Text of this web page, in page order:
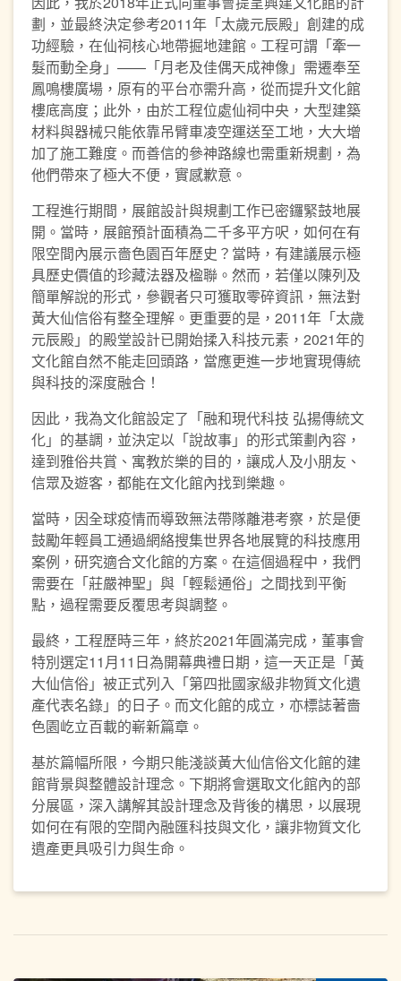
劃，並最終決定參考2011年「太歲元辰殿」創建的成
功經驗，在仙祠核心地帶掘地建館。工程可謂「牽一
髮而動全身」——「月老及佳偶天成神像」需遷奉至
鳳鳴樓廣場，原有的平台亦需升高，從而提升文化館
樓底高度；此外，由於工程位處仙祠中央，大型建築
材料與器械只能依靠吊臂車凌空運送至工地，大大增
加了施工難度。而善信的參神路線也需重新規劃，為
他們帶來了極大不便，實感歉意。
工程進行期間，展館設計與規劃工作已密鑼緊鼓地展
開。當時，展館預計面積為二千多平方呎，如何在有
限空間內展示嗇色園百年歷史？當時，有建議展示極
具歷史價值的珍藏法器及楹聯。然而，若僅以陳列及
簡單解說的形式，參觀者只可獲取零碎資訊，無法對
黃大仙信俗有整全理解。更重要的是，2011年「太歲
元辰殿」的殿堂設計已開始揉入科技元素，2021年的
文化館自然不能走回頭路，當應更進一步地實現傳統
與科技的深度融合！
因此，我為文化館設定了「融和現代科技 弘揚傳統文
化」的基調，並決定以「說故事」的形式策劃內容，
達到雅俗共賞、寓教於樂的目的，讓成人及小朋友、
信眾及遊客，都能在文化館內找到樂趣。
當時，因全球疫情而導致無法帶隊離港考察，於是便
鼓勵年輕員工通過網絡搜集世界各地展覽的科技應用
案例，研究適合文化館的方案。在這個過程中，我們
需要在「莊嚴神聖」與「輕鬆通俗」之間找到平衡
點，過程需要反覆思考與調整。
最終，工程歷時三年，終於2021年圓滿完成，董事會
特別選定11月11日為開幕典禮日期，這一天正是「黃
大仙信俗」被正式列入「第四批國家級非物質文化遺
產代表名錄」的日子。而文化館的成立，亦標誌著嗇
色園屹立百載的嶄新篇章。
基於篇幅所限，今期只能淺談黃大仙信俗文化館的建
館背景與整體設計理念。下期將會選取文化館內的部
分展區，深入講解其設計理念及背後的構思，以展現
如何在有限的空間內融匯科技與文化，讓非物質文化
遺產更具吸引力與生命。